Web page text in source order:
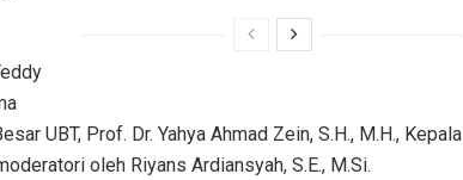
UBT, Prof. Dr. Yahya Ahmad Zein, S.H., M.H., Kepala
oleh Riyans Ardiansyah, S.E., M.Si.